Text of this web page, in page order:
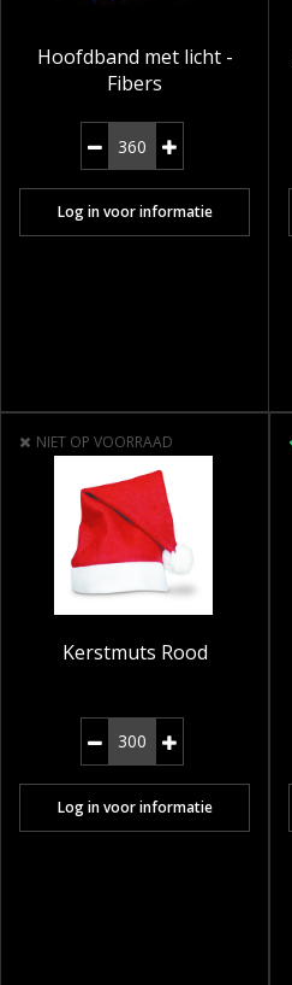
Hoofdband met licht -
Fibers
Log in voor informatie
NIET OP VOORRAAD
Kerstmuts Rood
Log in voor informatie